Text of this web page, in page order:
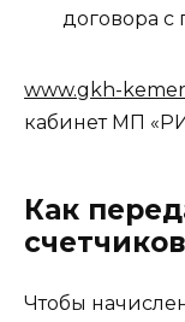
договора с
www.gkh-
кабинет МП
Как
счетчиков
Чтобы